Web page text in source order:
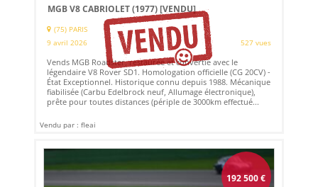
MGB V8 CABRIOLET (1977)[VENDU]
(75) PARIS
9 avril 2026
527 vues
Vends MGB Roadster, restaurée et convertie avec le
légendaire V8 Rover SD1. Homologation officielle (CG 20CV) -
État Exceptionnel. Historique connu depuis 1988. Mécanique
fiabilisée (Carbu Edelbrock neuf, Allumage électronique),
prête pour toutes distances (périple de 3000km effectué...
Vendu par : fleai
192 500€